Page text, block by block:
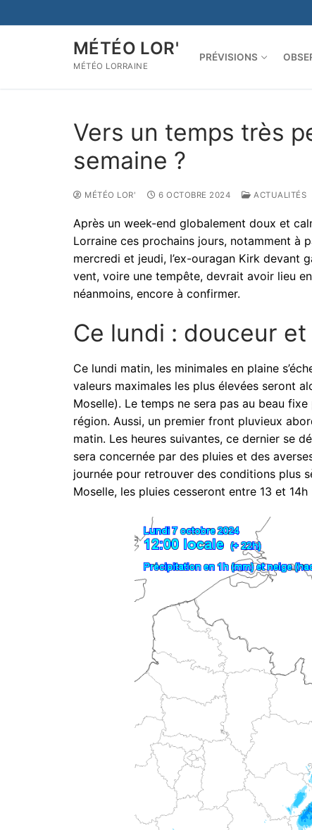
au
MÉTÉO LOR'
MÉTÉO LORRAINE
PRÉVISIONS
Vers un temps très
semaine ?
MÉTÉO LOR' 6 OCTOBRE 2024 ACTUALITÉS
Après un week-end globalement doux et
Lorraine ces prochains jours, notamment à
mercredi et jeudi, l’ex-ouragan Kirk devant
vent, voire une tempête, devrait avoir lieu
néanmoins, encore à confirmer.
Ce lundi : douceur
Ce lundi matin, les minimales en plaine
valeurs maximales les plus élevées seront
Moselle). Le temps ne sera pas au beau
région. Aussi, un premier front pluvieux
matin. Les heures suivantes, ce dernier se
sera concernée par des pluies et des
journée pour retrouver des conditions plus
Moselle, les pluies cesseront entre 13 et